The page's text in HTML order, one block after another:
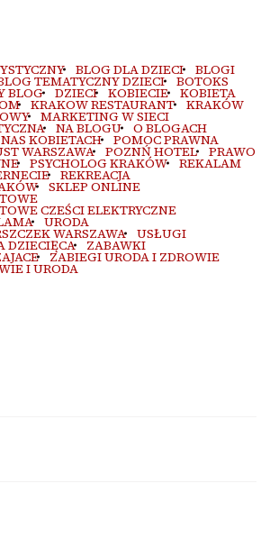
BLOG DLA DZIECI BLOGI
TEMATYCZNY DZIECI BOTOKS
BLOG DZIECI KOBIECIE KOBIETA
KRAKOW RESTAURANT KRAKÓW
MARKETING W SIECI
NA BLOGU O BLOGACH
KOBIETACH POMOC PRAWNA
WARSZAWA POZNŃ HOTEL PRAWO
PSYCHOLOG KRAKÓW REKALAM
REKREACJA
SKLEP ONLINE
CZEŚCI ELEKTRYCZNE
URODA
WARSZAWA USŁUGI
DZIECIĘCA ZABAWKI
ZABIEGI URODA I ZDROWIE
I URODA